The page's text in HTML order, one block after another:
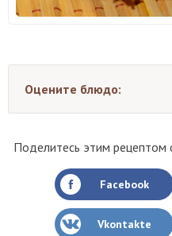
Оцените блюдо:
Поделитесь этим рецептом
Facebook
Vkontakte